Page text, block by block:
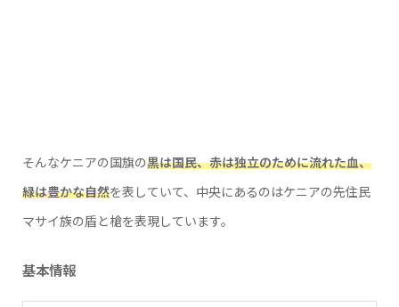
そんなケニアの国旗の黒は国民、赤は独立のために流れた血、
緑は豊かな自然を表していて、中央にあるのはケニアの先住民
マサイ族の盾と槍を表現しています。
基本情報